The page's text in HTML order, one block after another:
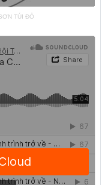
TÚI ĐỎ